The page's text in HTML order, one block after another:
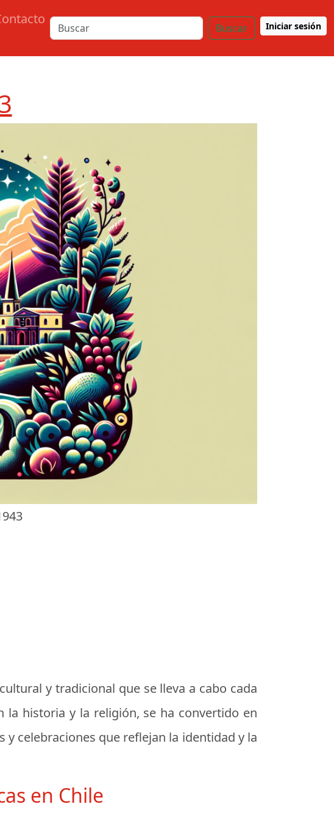
Buscar Iniciar sesión
y tradicional que se lleva a cabo cada
la historia y la religión, se ha convertido en
celebraciones que reflejan la identidad y la
en Chile